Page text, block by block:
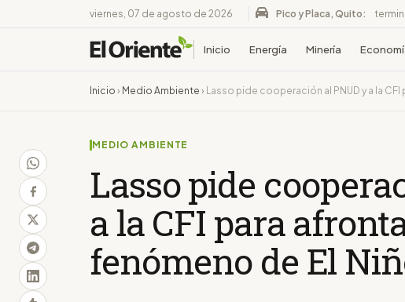
viernes, 07 de agosto de 2026 Pico y Placa, Quito:
Inicio Energía Minería
Inicio › Medio Ambiente › Lasso pide cooperación al PNUD y a la
MEDIO AMBIENTE
Lasso pide
a la CFI para
fenómeno de El